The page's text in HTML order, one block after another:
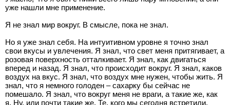
уже нашли мне применение.
Я не знал мир вокруг. В смысле, пока не знал.
Но я уже знал себя. На интуитивном уровне я точно знал
свои вкусы и увлечения. Я знал, что свет меня притягивает, а
розовая поверхность отталкивает. Я знал, как двигаться
вперед и назад. Я знал, что происходит вокруг. Я знал, каков
воздух на вкус. Я знал, что воздух мне нужен, чтобы жить. Я
знал, что я немного голоден – сахарку бы сейчас не
помешало. Я знал, что вокруг меня не враги, а такие же, как
я. Ну, или почти такие же. Те, кого мы сегодня встретили,